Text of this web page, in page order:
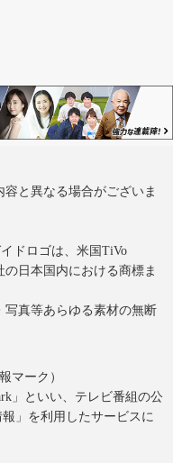
と異なる場合がございま
ドロゴは、米国TiVo
日本国内における商標ま
写真等あらゆる素材の無断
マーク）
」といい、テレビ番組の公
」を利用したサービスに